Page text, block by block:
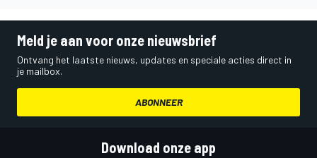
Meld je aan voor onze nieuwsbrief
Ontvang het laatste nieuws, updates en speciale acties direct in
je mailbox.
ABONNEER
Download onze app